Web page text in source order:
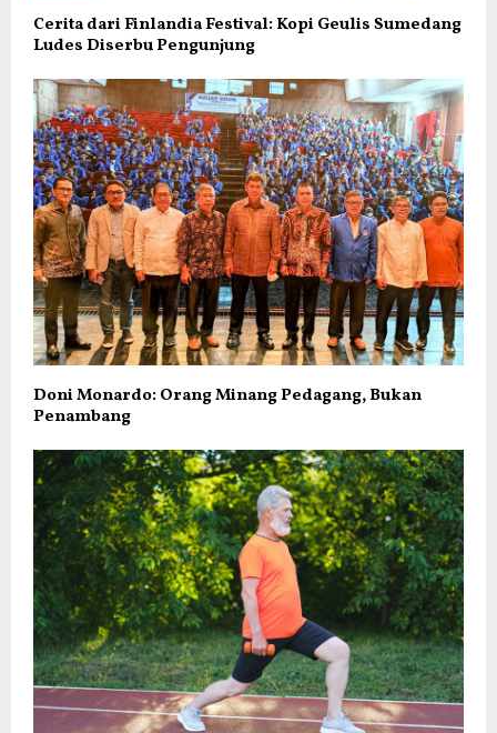
Cerita dari Finlandia Festival: Kopi Geulis Sumedang
Ludes Diserbu Pengunjung
Doni Monardo: Orang Minang Pedagang, Bukan
Penambang